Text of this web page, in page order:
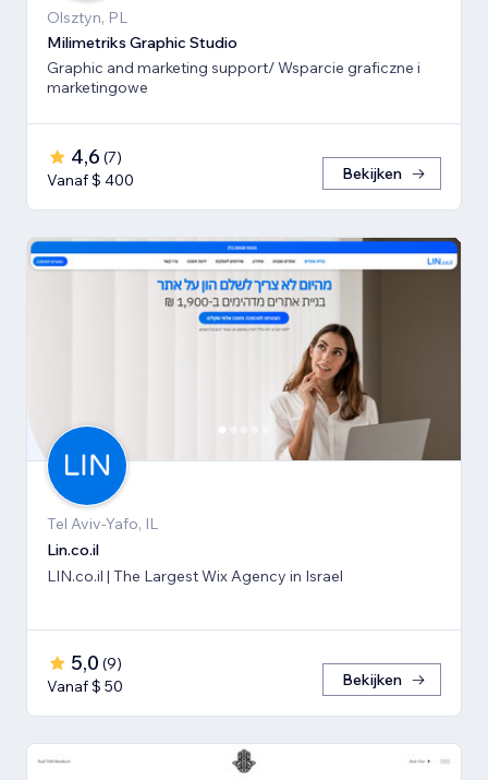
Olsztyn, PL
Milimetriks Graphic Studio
Graphic and marketing support/ Wsparcie graficzne i
marketingowe
4,6 (7)
Vanaf $ 400
Bekijken
Tel Aviv-Yafo, IL
Lin.co.il
LIN.co.il | The Largest Wix Agency in Israel
5,0 (9)
Vanaf $ 50
Bekijken